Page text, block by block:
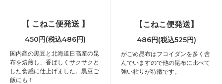
【 こねこ便発送 】
450円(税込486円)
国内産の黒豆と北海道日高産の昆
布を焙煎し、香ばしくサクサクと
した食感に仕上げました。黒豆ご
飯にも！
【こねこ便発送】
486円(税込525円)
がごめ昆布はフコイダンを多く含
んでいますので他の昆布に比べて
強い粘りが特徴です。